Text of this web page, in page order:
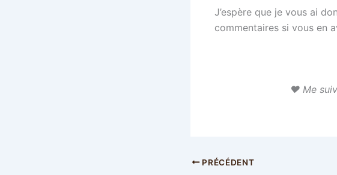
J’espère que je vous ai
commentaires si vous en
♥ Me
PRÉCÉDENT